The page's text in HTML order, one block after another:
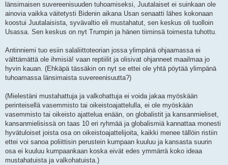
länsimaisen suvereenisuuden tuhoamiseksi, Juutalaiset ei suinkaan ole
ainovia vaikka väitetysti Bidenin aikana Usan senaatti lähes kokonaan
koostui Juutalaisista, syvävaltio eli mustahatut, sen keskus oli tuolloin
Usassa. Sen keskus on nyt Trumpin ja hänen tiiminsä toimesta tuhottu.
Antinniemi tuo esiin salaliittoteorian jossa ylimpänä ohjaamassa ei
välttämättä ole ihmisiä! vaan reptiilit ja olisivat ohjanneet maailmaa jo
hyvin kauan. (Ehkäpä tässäkin on nyt se ettei ole yhtä pöytää ylimpänä
tuhoamassa länsimaista suvereenisuutta?)
(Mielestäni mustahattuja ja valkohattuja ei voida jakaa myöskään
perinteisellä vasemmisto tai oikeistoajattelulla, ei ole myöskään
vasemmisto tai oikeisto ajattelua enään, on globalistit ja kansanmieliset,
kansanmielisissä on taas 10 eri ryhmää ja globalismiä kannattaa monesti
hyvätuloiset joista osa on oikeistoajattelijoita, kaikki menee tällöin ristiin
ettei voi sanoa poliittisin perustein kumpaan kuuluu ja kansasta suurin
osa ei kuuluu kumpaankaan koska eivät edes ymmärrä koko ideaa
mustahatuista ja valkohatuista.)